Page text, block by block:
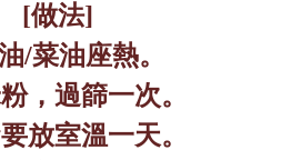
[做法]
/菜油座熱。
，過篩一次。
放室溫一天。